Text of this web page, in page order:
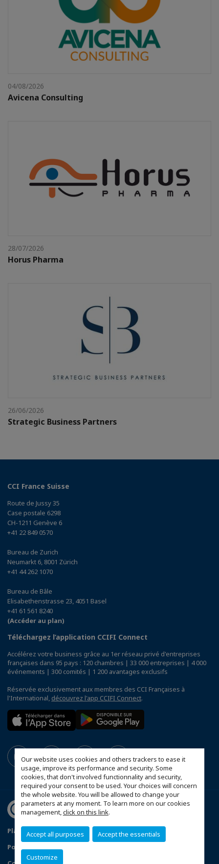
Our website uses cookies and others trackers to ease it
usage, improve its performance and security. Some
cookies, that don't involved functionnality and security,
required your consent to be used. Your choices will concern
the whole website. You will be allowed to change your
parameters at any moment. To learn more on our cookies
management,click on this link.
Accept all purposes Accept the essentials
Customize
04/08/2026
Avicena Consulting
28/07/2026
Horus Pharma
26/06/2026
Strategic Business Partners
CCI France Suisse
Route de Jussy 35
Case postale 6298
CH-1211 Genève 6
+41 22 849 0570
Bureau de Zurich
Neumarkt 6, 8001 Zürich
+41 44 262 1070
Bureau de Bâle
Elisabethenstrasse 23, 4051 Basel
+41 61 561 8240
(Accéder au plan)
Téléchargez l’application CCIFI Connect
Accélérez votre business grâce au 1er réseau privé d'entreprises
françaises dans 95 pays : 120 chambres | 33 000 entreprises | 4 000
événements | 300 comités | 1 200 avantages exclusifs
Réservée exclusivement aux membres des CCI Françaises à
l'International, découvrez l'app CCIFI Connect.
Plan d'accès Genève
Mentions légales
Politique de confidentialité